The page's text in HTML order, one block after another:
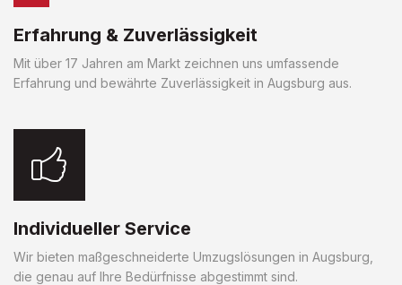
Erfahrung & Zuverlässigkeit
Mit über 17 Jahren am Markt zeichnen uns umfassende
Erfahrung und bewährte Zuverlässigkeit in Augsburg aus.
Individueller Service
Wir bieten maßgeschneiderte Umzugslösungen in Augsburg,
die genau auf Ihre Bedürfnisse abgestimmt sind.